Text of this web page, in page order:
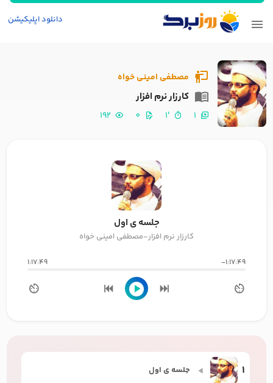
دانلود اپلیکیشن
مصطفی امینی خواه
کارزار نرم افزار
1
'1
0
192
جلسه ی اول
کارزار نرم افزار-مصطفی امینی خواه
-1:17:49
1:17:49
1 جلسه ی اول